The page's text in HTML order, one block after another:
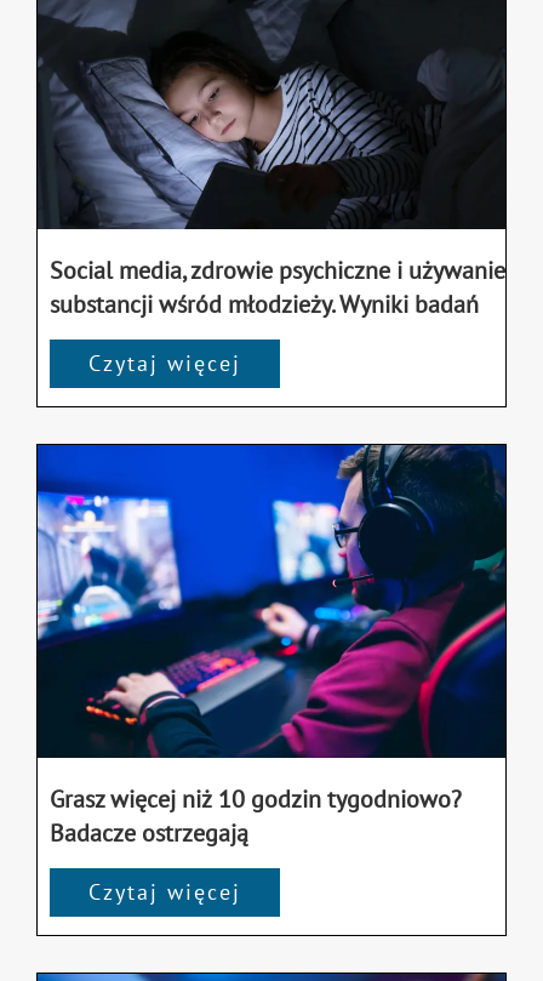
Social media, zdrowie psychiczne i używanie
substancji wśród młodzieży. Wyniki badań
Czytaj więcej
Grasz więcej niż 10 godzin tygodniowo?
Badacze ostrzegają
Czytaj więcej